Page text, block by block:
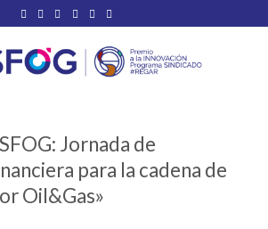
Jornada de
para la cadena de
Oil&Gas»